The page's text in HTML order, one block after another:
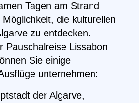
Tagen am Strand
Möglichkeit, die kulturellen
zu entdecken.
Pauschalreise Lissabon
Sie einige
unternehmen:
der Algarve,